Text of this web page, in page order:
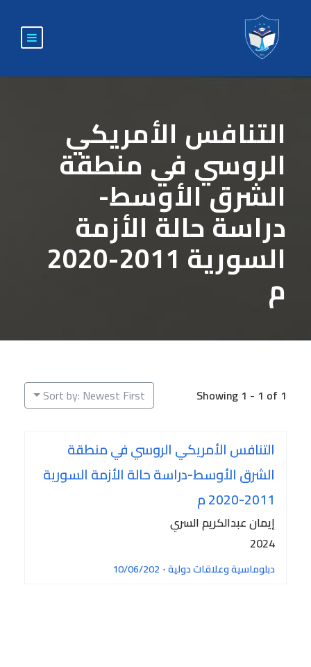
التنافس الأمريكي
الروسي في منطقة
الشرق الأوسط-
دراسة حالة الأزمة
السورية 2011-2020
م
Showing 1 - 1 of 1
Sort by: Newest First
التنافس الأمريكي الروسي في منطقة
الشرق الأوسط-دراسة حالة الأزمة السورية
2011-2020 م
إيمان عبدالكريم السري
2024
دبلوماسية وعلاقات دولية·
10/06/202